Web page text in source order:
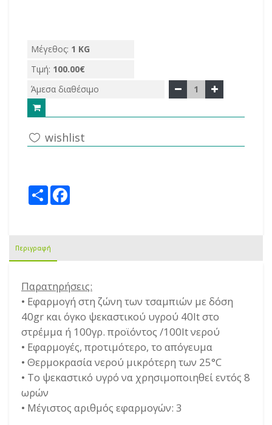
Μέγεθος: 1 KG
Τιμή: 100.00€
Άμεσα διαθέσιμο
1
wishlist
Share
Περιγραφή
Παρατηρήσεις:
• Εφαρμογή στη ζώνη των τσαμπιών με δόση
40gr και όγκο ψεκαστικού υγρού 40lt στο
στρέμμα ή 100γρ. προϊόντος /100lt νερού
• Εφαρμογές, προτιμότερο, το απόγευμα
• Θερμοκρασία νερού μικρότερη των 25°C
• Το ψεκαστικό υγρό να χρησιμοποιηθεί εντός 8
ωρών
• Μέγιστος αριθμός εφαρμογών: 3